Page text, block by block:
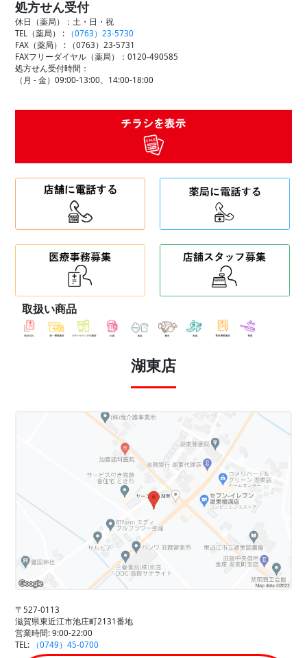
処方せん受付
休日（薬局）：土・日・祝
TEL（薬局） :
（0763）23-5730
FAX（薬局） :
（0763）23-5731
FAXフリーダイヤル（薬局）：0120-490585
処方せん受付時間：
（月 - 金）09:00-13:00、14:00-18:00
取扱い商品
湖東店
〒527-0113
滋賀県東近江市池庄町2131番地
営業時間: 9:00-22:00
TEL:
（0749）45-0700